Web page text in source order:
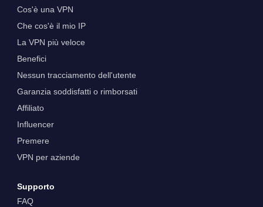
Cos'è una VPN
Che cos'è il mio IP
La VPN più veloce
Benefici
Nessun tracciamento dell'utente
Garanzia soddisfatti o rimborsati
Affiliato
Influencer
Premere
VPN per aziende
Supporto
FAQ